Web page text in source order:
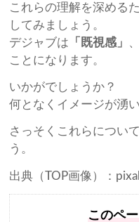
これらの理解を深める
してみましょう。
デジャブは 「既視感」
ことになります。
いかがでしょうか？
何となくイメージが湧
さっそくこれらについ
う。
出典（TOP画像）：
このペ